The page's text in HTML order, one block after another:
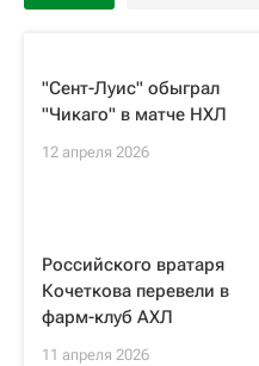
"Сент-Луис" обыграл
"Чикаго" в матче НХЛ
12 апреля 2026
Российского вратаря
Кочеткова перевели в
фарм-клуб АХЛ
11 апреля 2026